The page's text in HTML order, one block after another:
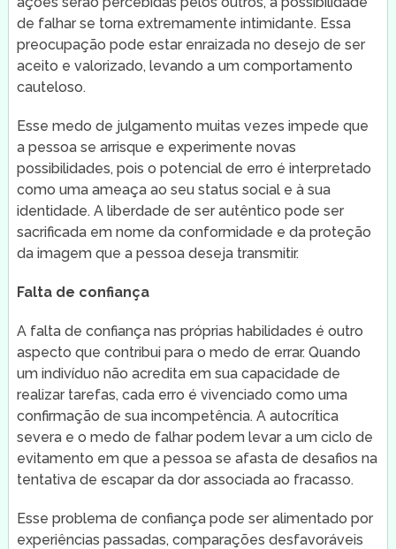
de falhar se torna extremamente intimidante. Essa
preocupação pode estar enraizada no desejo de ser
aceito e valorizado, levando a um comportamento
cauteloso.
Esse medo de julgamento muitas vezes impede que
a pessoa se arrisque e experimente novas
possibilidades, pois o potencial de erro é interpretado
como uma ameaça ao seu status social e à sua
identidade. A liberdade de ser autêntico pode ser
sacrificada em nome da conformidade e da proteção
da imagem que a pessoa deseja transmitir.
Falta de confiança
A falta de confiança nas próprias habilidades é outro
aspecto que contribui para o medo de errar. Quando
um indivíduo não acredita em sua capacidade de
realizar tarefas, cada erro é vivenciado como uma
confirmação de sua incompetência. A autocrítica
severa e o medo de falhar podem levar a um ciclo de
evitamento em que a pessoa se afasta de desafios na
tentativa de escapar da dor associada ao fracasso.
Esse problema de confiança pode ser alimentado por
experiências passadas, comparações desfavoráveis